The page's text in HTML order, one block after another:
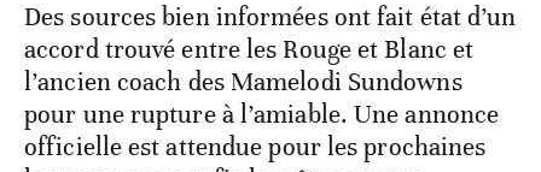
Des sources bien informées ont fait état d’un
accord trouvé entre les Rouge et Blanc et
l’ancien coach des Mamelodi Sundowns
pour une rupture à l’amiable. Une annonce
officielle est attendue pour les prochaines